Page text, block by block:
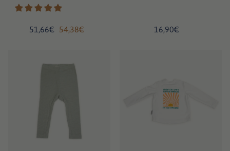
51,66€ 54,38€ 16,90€